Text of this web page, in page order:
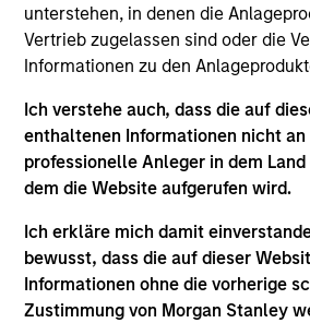
unterstehen, in denen die
Vertrieb zugelassen sind oder die
Informationen zu den
Ich verstehe auch, dass die auf
enthaltenen Informationen nicht
professionelle Anleger in dem
dem die Website aufgerufen wird.
Ich erkläre mich damit
bewusst, dass die auf dieser
Informationen ohne die vorherige
Zustimmung von Morgan Stanley
Executive Director
Christopher
Executive Director